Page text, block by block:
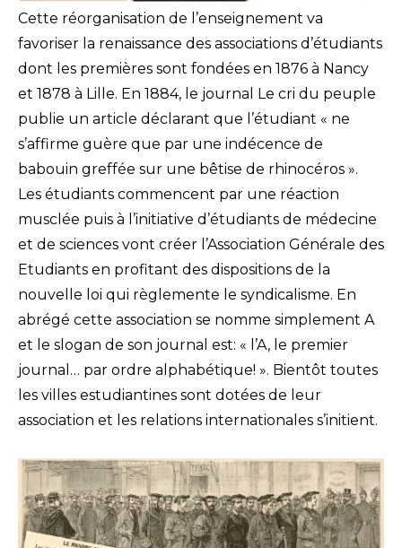
Cette réorganisation de l’enseignement va
favoriser la renaissance des associations d’étudiants
dont les premières sont fondées en 1876 à Nancy
et 1878 à Lille. En 1884, le journal Le cri du peuple
publie un article déclarant que l’étudiant « ne
s’affirme guère que par une indécence de
babouin greffée sur une bêtise de rhinocéros ».
Les étudiants commencent par une réaction
musclée puis à l’initiative d’étudiants de médecine
et de sciences vont créer l’Association Générale des
Etudiants en profitant des dispositions de la
nouvelle loi qui règlemente le syndicalisme. En
abrégé cette association se nomme simplement A
et le slogan de son journal est: « l’A, le premier
journal… par ordre alphabétique! ». Bientôt toutes
les villes estudiantines sont dotées de leur
association et les relations internationales s’initient.